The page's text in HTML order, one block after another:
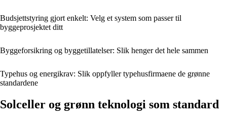
Budsjettstyring gjort enkelt: Velg et system som passer til
byggeprosjektet ditt
Byggeforsikring og byggetillatelser: Slik henger det hele sammen
Typehus og energikrav: Slik oppfyller typehusfirmaene de grønne
standardene
Solceller og grønn teknologi som standard